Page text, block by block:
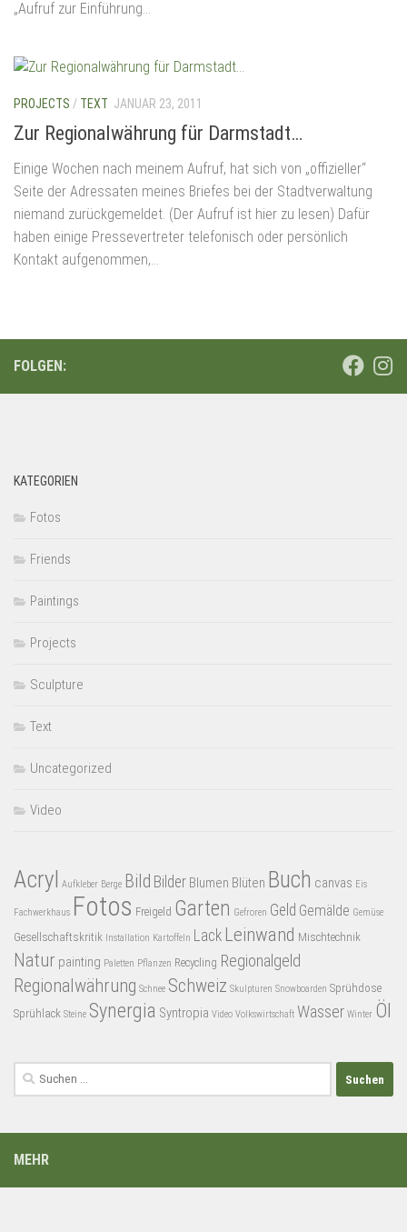
„Aufruf zur Einführung...
PROJECTS / TEXT JANUAR 23, 2011
Zur Regionalwährung für Darmstadt…
Einige Wochen nach meinem Aufruf, hat sich von „offizieller“
Seite der Adressaten meines Briefes bei der Stadtverwaltung
niemand zurückgemeldet. (Der Aufruf ist hier zu lesen) Dafür
haben einige Pressevertreter telefonisch oder persönlich
Kontakt aufgenommen,...
FOLGEN:
KATEGORIEN
Fotos
Friends
Paintings
Projects
Sculpture
Text
Uncategorized
Video
Acryl Aufkleber Berge Bild Bilder Blumen Blüten Buch canvas Eis
Fachwerkhaus Fotos Freigeld Garten Gefroren Geld Gemälde Gemüse
Gesellschaftskritik Installation Kartoffeln Lack Leinwand Mischtechnik
Natur painting Paletten Pflanzen Recycling Regionalgeld
Regionalwährung Schnee Schweiz Skulpturen Snowboarden Sprühdose
Sprühlack Steine Synergia Syntropia Video Volkswirtschaft Wasser Winter Öl
Suchen
nach:
MEHR